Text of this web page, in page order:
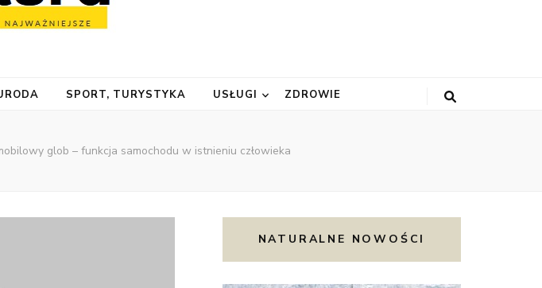
SPORT, TURYSTYKA USŁUGI ZDROWIE
glob – funkcja samochodu w istnieniu człowieka
NATURALNE NOWOŚCI